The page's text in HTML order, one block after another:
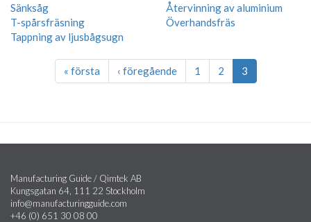
Sänksåg
T-spårsfräsning
Tappning av ljusbågsugn
Återvinning av aluminium
Överhandsfräs
« första ‹ föregående 1 2 3
Manufacturing Guide / Qimtek AB
Kungsgatan 64, 111 22 Stockholm
info@manufacturingguide.com
+46 (0) 651 30 08 00